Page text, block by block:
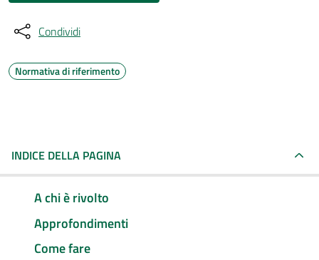
Condividi
Normativa di riferimento
INDICE DELLA PAGINA
A chi è rivolto
Approfondimenti
Come fare